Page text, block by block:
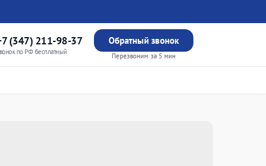
(347) 211-98-37
по РФ бесплатный
Обратный звонок
Перезвоним за 5 мин